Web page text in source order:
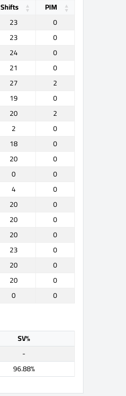
Shifts
PIM
23
0
23
0
24
0
21
0
27
2
19
0
20
2
2
0
18
0
20
0
0
0
4
0
20
0
20
0
20
0
23
0
20
0
20
0
0 0
SV%
-
96.88%